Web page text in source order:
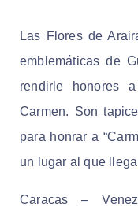
Las Flores de
emblemáticas de
rendirle honores
Carmen. Son
para honrar a
un lugar al que
Caracas –